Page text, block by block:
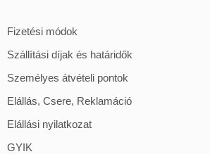
Fizetési módok
Szállítási díjak és határidők
Személyes átvételi pontok
Elállás, Csere, Reklamáció
Elállási nyilatkozat
GYIK